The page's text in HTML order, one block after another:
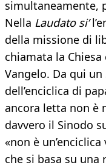
simultaneamente,
Nella Laudato si’
della missione di
chiamata la
Vangelo. Da qui
dell’enciclica di
ancora letta non è
davvero il Sinodo
«non è
che si basa su una